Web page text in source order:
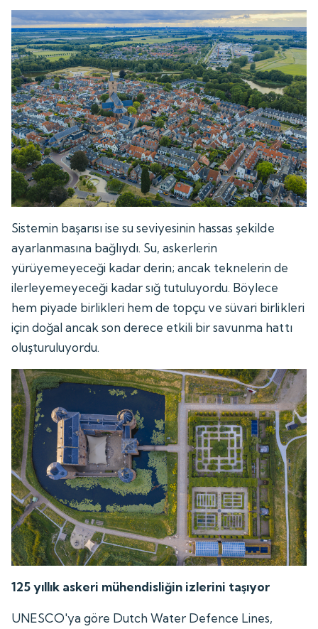
Sistemin başarısı ise su seviyesinin hassas şekilde
ayarlanmasına bağlıydı. Su, askerlerin
yürüyemeyeceği kadar derin; ancak teknelerin de
ilerleyemeyeceği kadar sığ tutuluyordu. Böylece
hem piyade birlikleri hem de topçu ve süvari birlikleri
için doğal ancak son derece etkili bir savunma hattı
oluşturuluyordu.
125 yıllık askeri mühendisliğin izlerini taşıyor
UNESCO'ya göre Dutch Water Defence Lines,